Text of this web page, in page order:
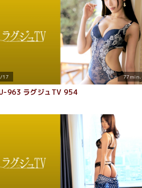
17 77min.
963 ラグジュTV 954